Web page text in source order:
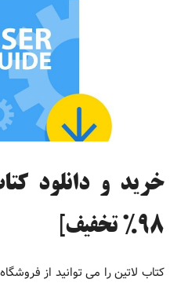
خرید و دانلود
98% تخفیف]
کتاب لاتین را می توانید از